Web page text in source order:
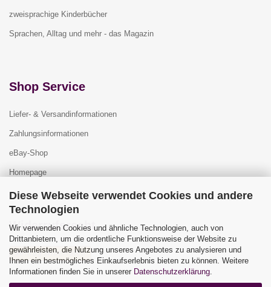
Diese Webseite verwendet Cookies und andere
Technologien
Wir verwenden Cookies und ähnliche Technologien, auch von
Drittanbietern, um die ordentliche Funktionsweise der Website zu
gewährleisten, die Nutzung unseres Angebotes zu analysieren und
Ihnen ein bestmögliches Einkaufserlebnis bieten zu können. Weitere
Informationen finden Sie in unserer Datenschutzerklärung
zweisprachige Kinderbücher
Sprachen, Alltag und mehr - das Magazin
Shop Service
Liefer- & Versandinformationen
Zahlungsinformationen
eBay-Shop
Homepage
Widerrufsrecht
Vertrag widerrufen
Widerrufsbelehrung